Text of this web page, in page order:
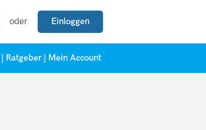
oder Einloggen
Ratgeber Mein Account